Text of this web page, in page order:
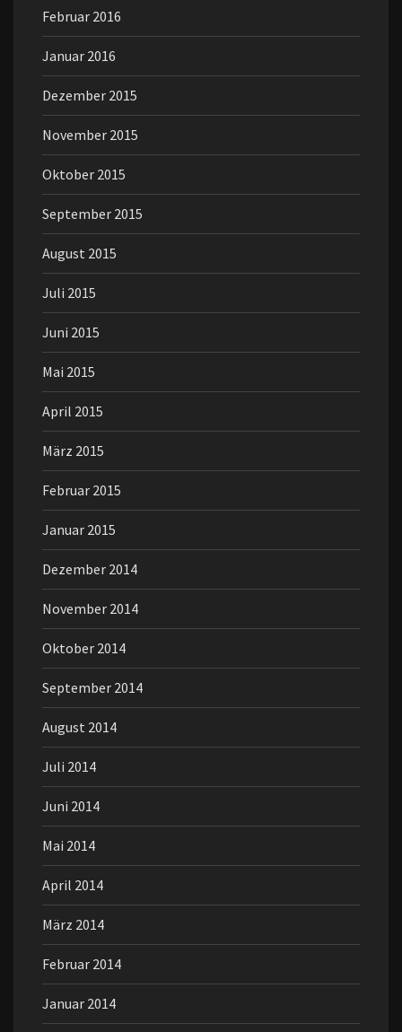
Februar 2016
Januar 2016
Dezember 2015
November 2015
Oktober 2015
September 2015
August 2015
Juli 2015
Juni 2015
Mai 2015
April 2015
März 2015
Februar 2015
Januar 2015
Dezember 2014
November 2014
Oktober 2014
September 2014
August 2014
Juli 2014
Juni 2014
Mai 2014
April 2014
März 2014
Februar 2014
Januar 2014